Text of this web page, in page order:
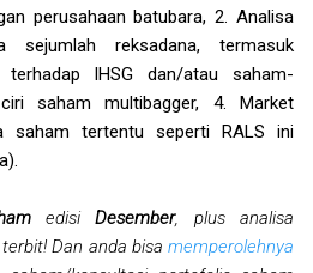
perusahaan batubara, 2. Analisa
sejumlah reksadana, termasuk
terhadap IHSG dan/atau saham-
saham multibagger, 4. Market
saham tertentu seperti RALS ini
edisiDesember, plus analisa
Dan anda bisa memperolehnya